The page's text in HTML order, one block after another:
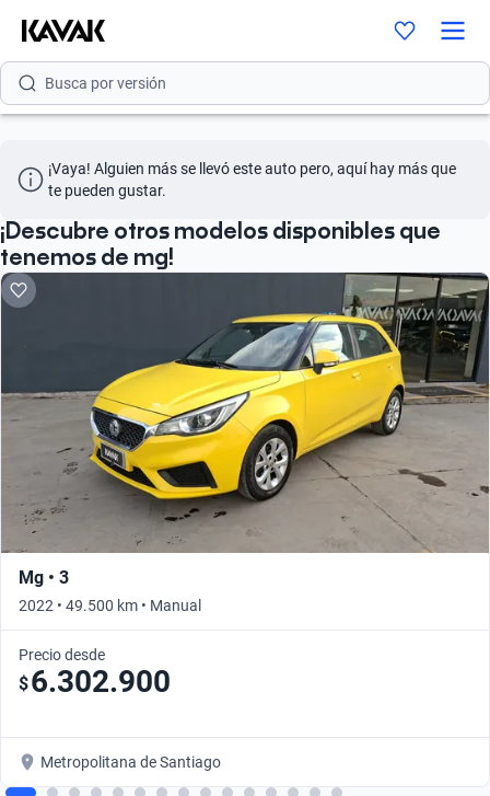
Busca por modelo
Busca por versión
Busca por marca
Busca por modelo
Busca por versión
¡Vaya! Alguien más se llevó este auto pero, aquí hay más que
te pueden gustar.
¡Descubre otros modelos disponibles que
tenemos de mg!
Mg • 3
2022 • 49.500 km • Manual
Precio desde
$6.302.900
Metropolitana de Santiago